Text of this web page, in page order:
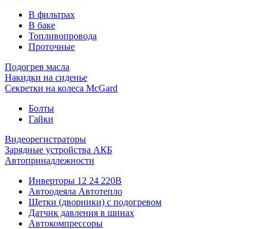
В фильтрах
В баке
Топливопровода
Проточные
Подогрев масла
Накидки на сиденье
Секретки на колеса McGard
Болты
Гайки
Видеорегистраторы
Зарядные устройства АКБ
Автопринадлежности
Инверторы 12 24 220В
Автоодеяла Автотепло
Щетки (дворники) с подогревом
Датчик давления в шинах
Автокомпрессоры